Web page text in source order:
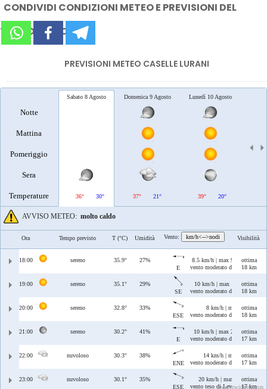
CONDIVIDI CONDIZIONI METEO E PREVISIONI DEL
TEMPO SUI SOCIAL
PREVISIONI METEO CASELLE LURANI
Notte
Mattina
Pomeriggio
Sera
Temperature
Sabato 8 Agosto
36° 30°
Domenica 9 Agosto
37° 21°
Lunedì 10 Agosto
39° 20°
AVVISO METEO: molto caldo
Ora Tempo previsto T (°C) Umidità Vento: km/h<-->nodi Visibilità
18:00 sereno 35.9°
27%
E
8.5 km/h | max 9.3 km/h
vento moderato di Levante
ottima
18 km
19:00 sereno 35.1°
29%
SE
10 km/h | max 10 km/h
vento moderato di Scirocco
ottima
18 km
20:00 sereno 32.8°
33%
ESE
8 km/h | max 11 km/h
vento moderato di Levante/
ottima
18 km
21:00 sereno 30.2°
41%
E
10 km/h | max 25 km/h
vento moderato di Levante
ottima
17 km
22:00 nuvoloso 30.3°
38%
ENE
14 km/h | max 33 km/h
vento moderato di Grecale/
ottima
17 km
23:00 nuvoloso 30.1°
35%
ESE
20 km/h | max 40 km/h
vento teso di Levante/Scirocco
ottima
17 km
www.jqwidgets.com